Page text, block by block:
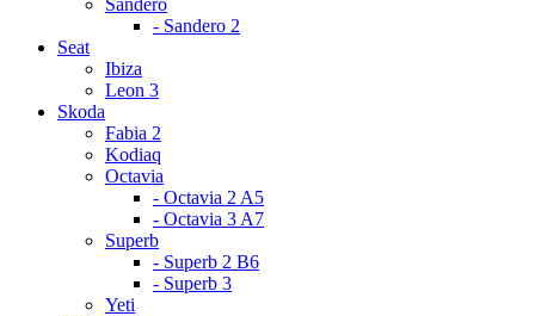
Sandero
- Sandero 2
Seat
Ibiza
Leon 3
Skoda
Fabia 2
Kodiaq
Octavia
- Octavia 2 A5
- Octavia 3 A7
Superb
- Superb 2 B6
- Superb 3
Yeti